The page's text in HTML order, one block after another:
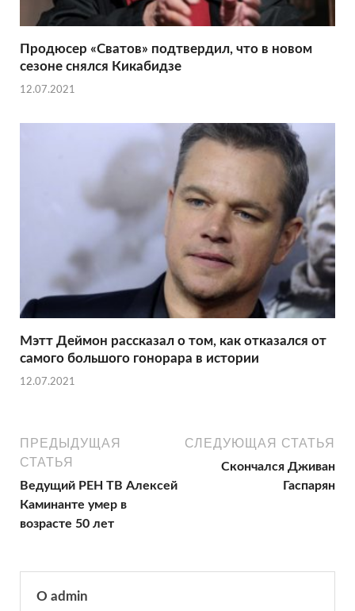
Продюсер «Сватов» подтвердил, что в новом
сезоне снялся Кикабидзе
12.07.2021
Мэтт Деймон рассказал о том, как отказался от
самого большого гонорара в истории
12.07.2021
ПРЕДЫДУЩАЯ
СТАТЬЯ
Ведущий РЕН ТВ Алексей
Каминанте умер в
возрасте 50 лет
СЛЕДУЮЩАЯ СТАТЬЯ
Скончался Дживан
Гаспарян
О admin